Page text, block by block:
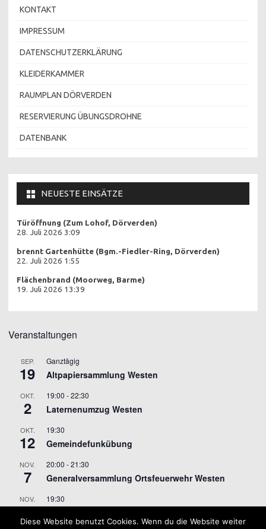
KONTAKT
IMPRESSUM
DATENSCHUTZERKLÄRUNG
KLEIDERKAMMER
RAUMPLAN DÖRVERDEN
RESERVIERUNG ÜBUNGSDROHNE
DATENBANK
NEUESTE EINSÄTZE
Türöffnung (Zum Lohof, Dörverden)
28. Juli 2026 3:09
brennt Gartenhütte (Bgm.-Fiedler-Ring, Dörverden)
22. Juli 2026 1:55
Flächenbrand (Moorweg, Barme)
19. Juli 2026 13:39
Veranstaltungen
SEP.
19
Ganztägig
Altpapiersammlung Westen
OKT.
2
19:00 -22:30
Laternenumzug Westen
OKT.
12
19:30
Gemeindefunkübung
NOV.
7
20:00 -21:30
Generalversammlung Ortsfeuerwehr Westen
NOV.
9
19:30
Diese Website benutzt Cookies. Wenn du die Website weiter